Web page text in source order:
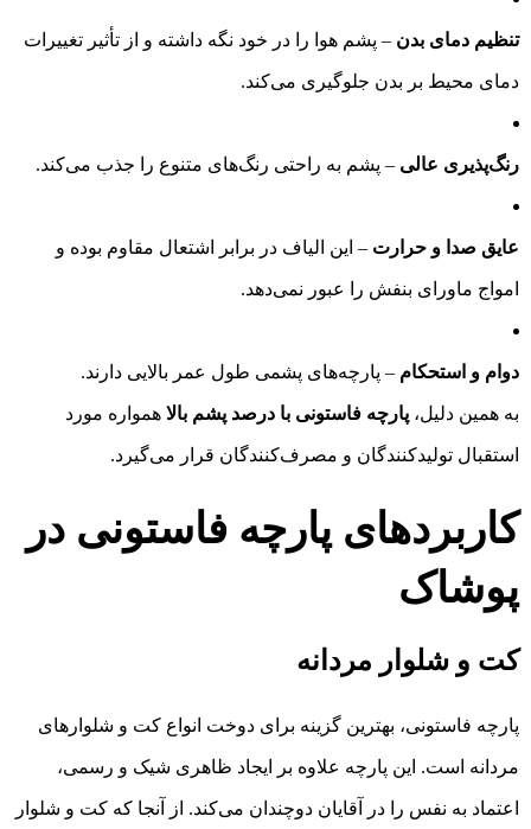
تنظیم دمای بدن – پشم هوا را در خود نگه داشته و از تأثیر تغییرات
دمای محیط بر بدن جلوگیری می‌کند.
رنگ‌پذیری عالی – پشم به راحتی رنگ‌های متنوع را جذب می‌کند.
عایق صدا و حرارت – این الیاف در برابر اشتعال مقاوم بوده و
امواج ماورای بنفش را عبور نمی‌دهد.
دوام و استحکام – پارچه‌های پشمی طول عمر بالایی دارند.
به همین دلیل، پارچه فاستونی با درصد پشم بالا همواره مورد
استقبال تولیدکنندگان و مصرف‌کنندگان قرار می‌گیرد.
کاربردهای پارچه فاستونی در
پوشاک
کت و شلوار مردانه
پارچه فاستونی، بهترین گزینه برای دوخت انواع کت و شلوارهای
مردانه است. این پارچه علاوه بر ایجاد ظاهری شیک و رسمی،
اعتماد به نفس را در آقایان دوچندان می‌کند. از آنجا که کت و شلوار